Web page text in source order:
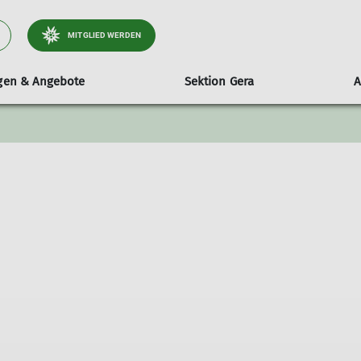
MITGLIED WERDEN
& Angebote
mobile Kletterwand
Sektion Gera
Sektionsheft
Wandern Tourenberichte